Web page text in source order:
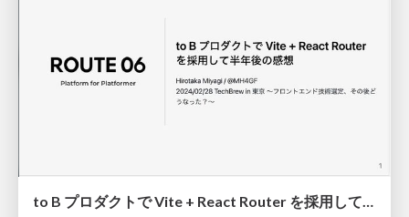
to B プロダクトで Vite + React Router を採用して半年後の感想 / Impressions after 6 months of using Vite + React Router